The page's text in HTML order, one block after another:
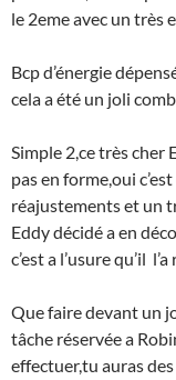
le 2eme avec un très
Bcp d’énergie
cela a été un joli
Simple 2,ce très cher
pas en forme,oui
réajustements et un
Eddy décidé a en
c’est a l’usure qu’il
Que faire devant un
tâche réservée a
effectuer,tu auras